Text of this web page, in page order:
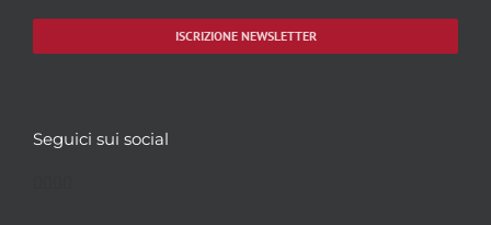
ISCRIZIONE NEWSLETTER
Seguici sui social